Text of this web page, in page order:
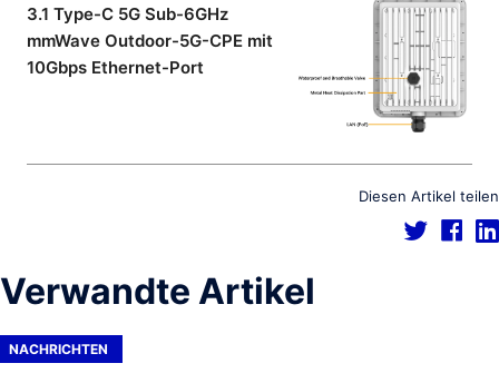
3.1 Type-C 5G Sub-6GHz
mmWave Outdoor-5G-CPE mit
10Gbps Ethernet-Port
Diesen Artikel teilen
Verwandte Artikel
NACHRICHTEN